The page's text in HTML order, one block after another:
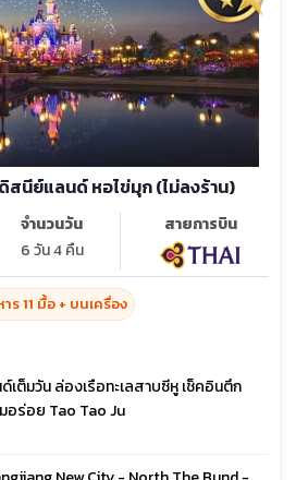
สนีย์แลนด์ หอไข่มุก (ไม่ลงร้าน)
จำนวนวัน
6 วัน 4 คืน
สายการบิน
าร 11 มื้อ + บนเครื่อง
ต็มวัน ล่องเรือทะเลสาบซีหู เช็คอินตึก
อร่อย Tao Tao Ju